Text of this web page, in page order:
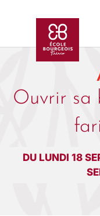
Ouvrir sa
DU LUNDI 18